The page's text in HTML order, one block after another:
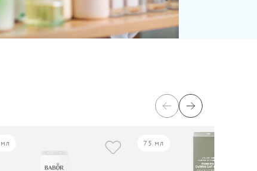
75 мл